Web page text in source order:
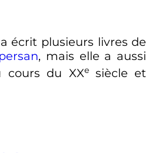
écrit plusieurs livres de
persan, mais elle a aussi
cours du XXe siècle et